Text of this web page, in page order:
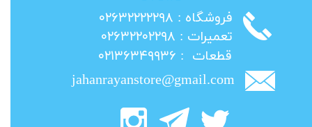
​فروشگاه : ۰۲۶۳۲۲۲۲۲۹۸
​تعمیرات : ۰۲۶۳۲۲۰۲۲۹۸
​قطعات : ۰۲۱۳۶۳۴۹۹۳۶
jahanrayanstore@gmail.com